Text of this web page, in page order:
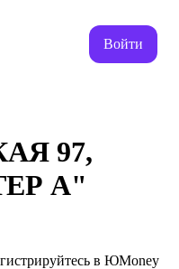
Войти
97,
А"
в ЮMoney